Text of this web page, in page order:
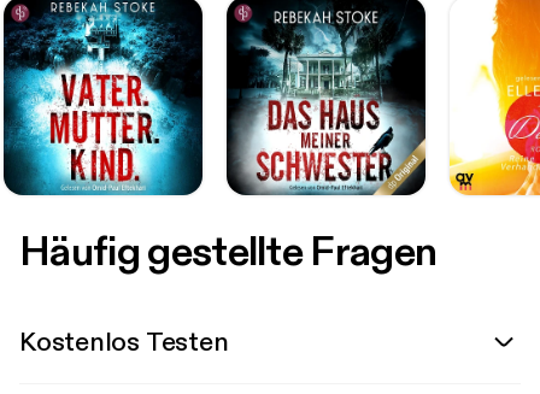
Häufig gestellte Fragen
Kostenlos Testen